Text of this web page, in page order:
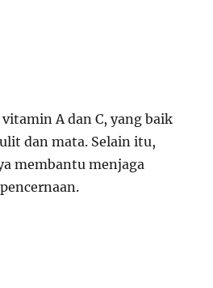
A dan C, yang baik
dan mata. Selain itu,
membantu menjaga